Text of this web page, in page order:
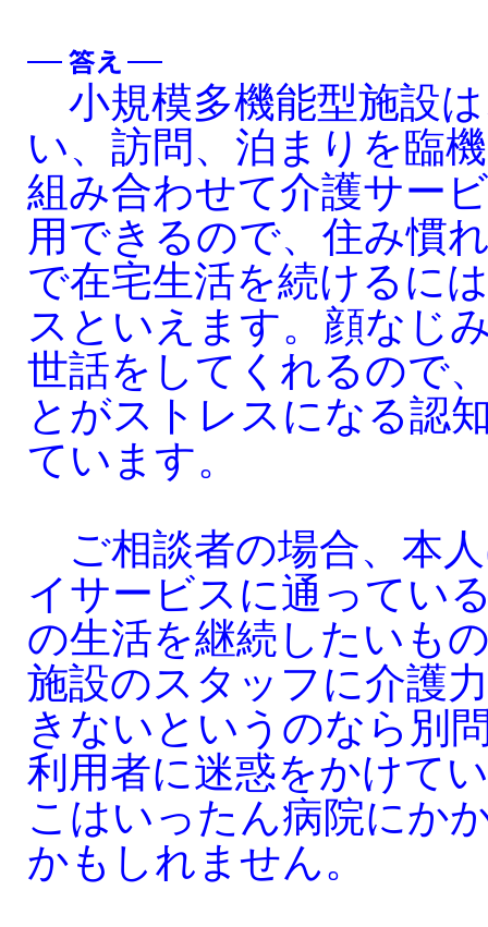
小規模多機能型施設
い、訪問、泊まりを臨
組み合わせて介護サー
用できるので、住み慣
で在宅生活を続けるに
スといえます。顔なじ
世話をしてくれるので
とがストレスになる認
ています。
ご相談者の場合、本
イサービスに通ってい
の生活を継続したいも
施設のスタッフに介護
きないというのなら別
利用者に迷惑をかけて
こはいったん病院にか
かもしれません。